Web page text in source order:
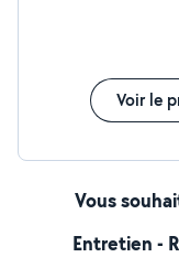
Voir le
Vous
Entretien -